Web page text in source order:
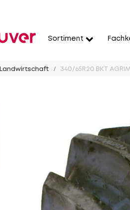
Sortiment
Landwirtschaft 340/65R20 BKT